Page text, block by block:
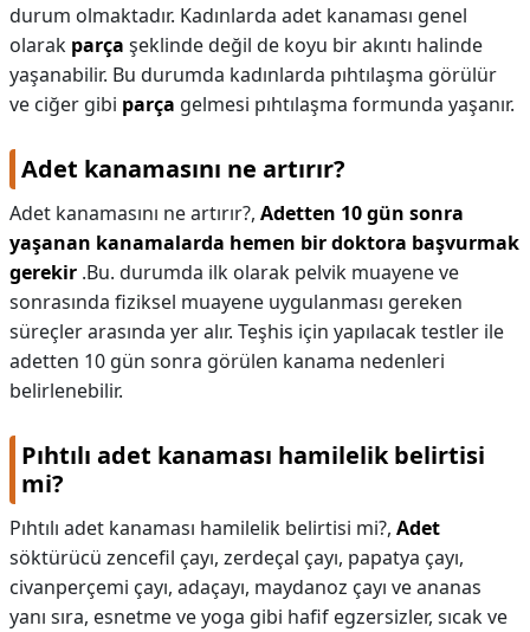
durum olmaktadır. Kadınlarda adet kanaması genel
olarak parça şeklinde değil de koyu bir akıntı halinde
yaşanabilir. Bu durumda kadınlarda pıhtılaşma görülür
ve ciğer gibi parça gelmesi pıhtılaşma formunda yaşanır.
Adet kanamasını ne artırır?
Adet kanamasını ne artırır?, Adetten 10 gün sonra
yaşanan kanamalarda hemen bir doktora başvurmak
gerekir .Bu. durumda ilk olarak pelvik muayene ve
sonrasında fiziksel muayene uygulanması gereken
süreçler arasında yer alır. Teşhis için yapılacak testler ile
adetten 10 gün sonra görülen kanama nedenleri
belirlenebilir.
Pıhtılı adet kanaması hamilelik belirtisi
mi?
Pıhtılı adet kanaması hamilelik belirtisi mi?, Adet
söktürücü zencefil çayı, zerdeçal çayı, papatya çayı,
civanperçemi çayı, adaçayı, maydanoz çayı ve ananas
yanı sıra, esnetme ve yoga gibi hafif egzersizler, sıcak ve